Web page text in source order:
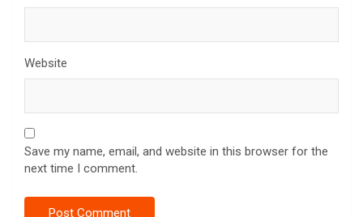
Website
Save my name, email, and website in this browser for the
next time I comment.